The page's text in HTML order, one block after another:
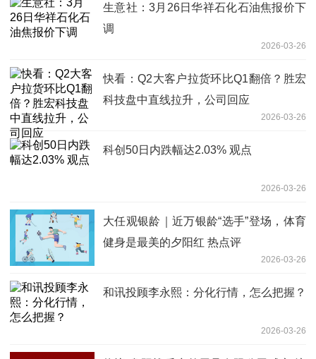
生意社：3月26日华祥石化石油焦报价下
调
2026-03-26
快看：Q2大客户拉货环比Q1翻倍？胜宏
科技盘中直线拉升，公司回应
2026-03-26
科创50日内跌幅达2.03% 观点
2026-03-26
大任观银龄｜近万银龄“选手”登场，体育
健身是最美的夕阳红 热点评
2026-03-26
和讯投顾李永熙：分化行情，怎么把握？
2026-03-26